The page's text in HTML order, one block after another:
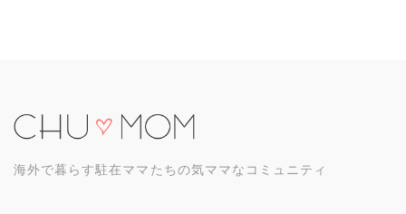
海外で暮らす駐在ママたちの気ママなコミュニティ